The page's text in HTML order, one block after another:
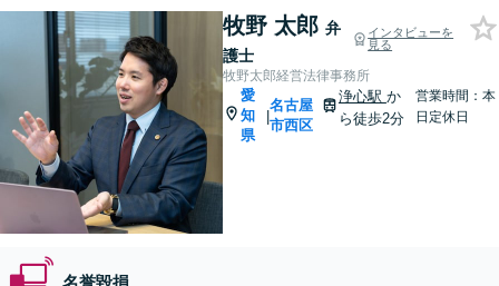
牧野 太郎 弁
護士
インタビューを
見る
牧野太郎経営法律事務所
愛
知
県
|
名古屋
市西区
浄心駅 か
ら徒歩2分
営業時間：本
日定休日
名誉毀損